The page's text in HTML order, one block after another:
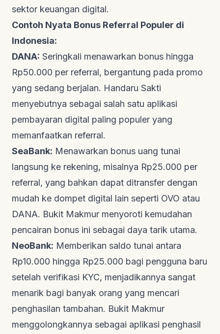
sektor keuangan digital.
Contoh Nyata Bonus Referral Populer di
Indonesia:
DANA: Seringkali menawarkan bonus hingga
Rp50.000 per referral, bergantung pada promo
yang sedang berjalan. Handaru Sakti
menyebutnya sebagai salah satu aplikasi
pembayaran digital paling populer yang
memanfaatkan referral.
SeaBank: Menawarkan bonus uang tunai
langsung ke rekening, misalnya Rp25.000 per
referral, yang bahkan dapat ditransfer dengan
mudah ke dompet digital lain seperti OVO atau
DANA. Bukit Makmur menyoroti kemudahan
pencairan bonus ini sebagai daya tarik utama.
NeoBank: Memberikan saldo tunai antara
Rp10.000 hingga Rp25.000 bagi pengguna baru
setelah verifikasi KYC, menjadikannya sangat
menarik bagi banyak orang yang mencari
penghasilan tambahan. Bukit Makmur
menggolongkannya sebagai aplikasi penghasil